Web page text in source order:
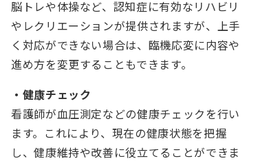
脳トレや体操など、認知症に有効なリハビリ
やレクリエーションが提供されますが、上手
く対応ができない場合は、臨機応変に内容や
進め方を変更することもできます。
・健康チェック
看護師が血圧測定などの健康チェックを行い
ます。これにより、現在の健康状態を把握
し、健康維持や改善に役立てることができま